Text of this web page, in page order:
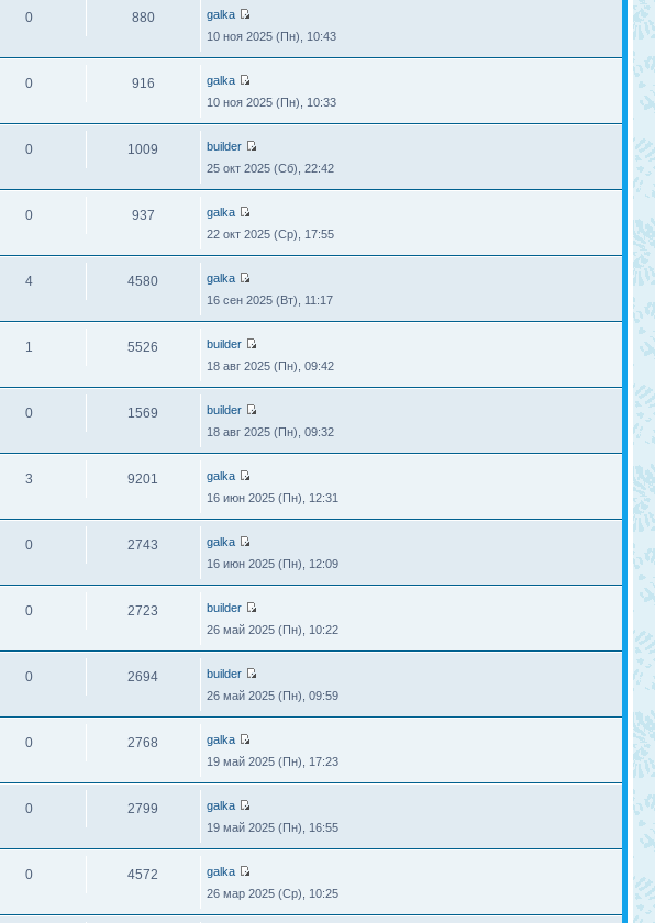
0 880
galka
10 ноя 2025 (Пн), 10:43
0 916
galka
10 ноя 2025 (Пн), 10:33
0 1009
builder
25 окт 2025 (Сб), 22:42
0 937
galka
22 окт 2025 (Ср), 17:55
4 4580
galka
16 сен 2025 (Вт), 11:17
1 5526
builder
18 авг 2025 (Пн), 09:42
0 1569
builder
18 авг 2025 (Пн), 09:32
3 9201
galka
16 июн 2025 (Пн), 12:31
0 2743
galka
16 июн 2025 (Пн), 12:09
0 2723
builder
26 май 2025 (Пн), 10:22
0 2694
builder
26 май 2025 (Пн), 09:59
0 2768
galka
19 май 2025 (Пн), 17:23
0 2799
galka
19 май 2025 (Пн), 16:55
0 4572
galka
26 мар 2025 (Ср), 10:25